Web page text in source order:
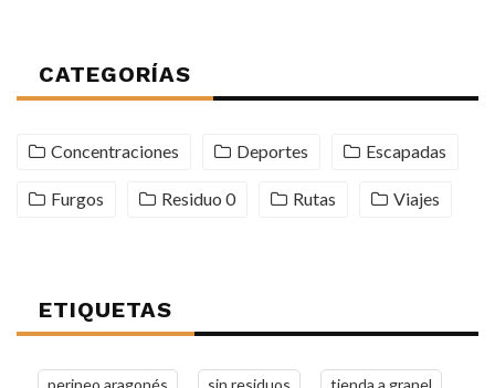
CATEGORÍAS
Concentraciones Deportes Escapadas
Furgos Residuo 0 Rutas Viajes
ETIQUETAS
perineo aragonés sin residuos tienda a granel